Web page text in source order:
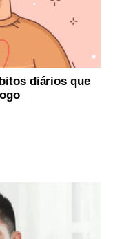
diários que